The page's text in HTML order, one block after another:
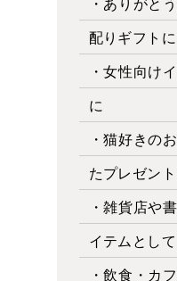
・ありがと
配りギフトに
・女性向け
に
・猫好きの
たプレゼント
・雑貨店や
イテムとして
・飲食・カ